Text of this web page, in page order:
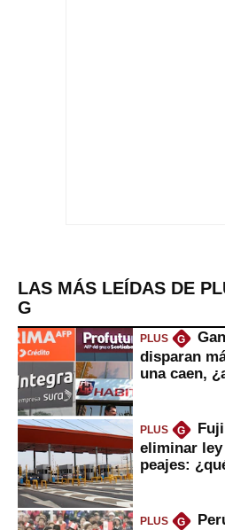
LAS MÁS LEÍDAS DE
G
PLUS G
disparan
una caen,
PLUS G
eliminar ley
peajes:
PLUS G